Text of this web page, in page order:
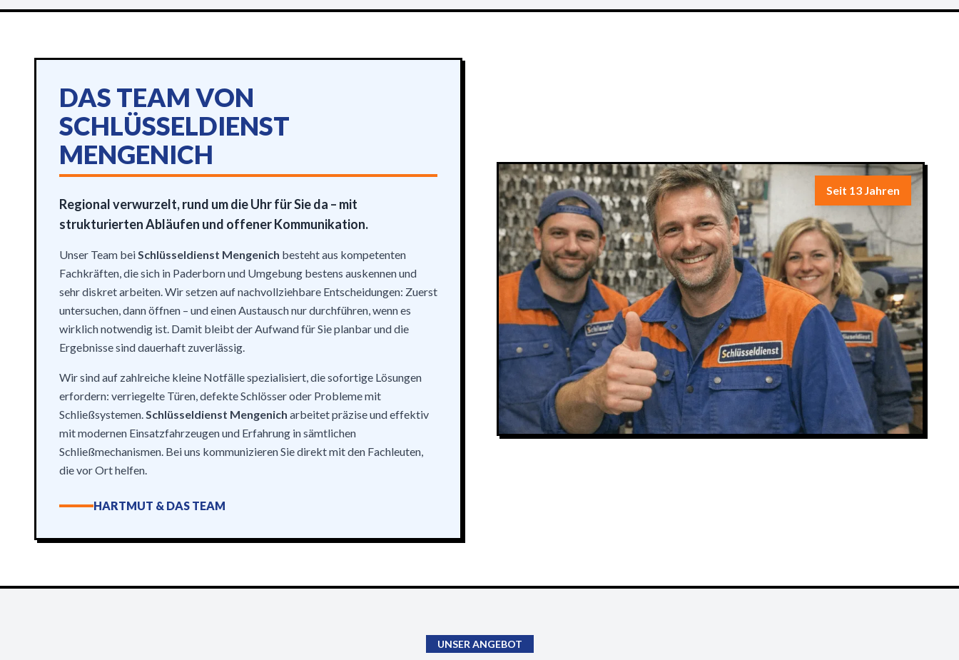
DAS TEAM VON
SCHLÜSSELDIENST
MENGENICH
Regional verwurzelt, rund um die Uhr für Sie da – mit
strukturierten Abläufen und offener Kommunikation.
Unser Team beiSchlüsseldienst Mengenich besteht aus kompetenten
Fachkräften, die sich in Paderborn und Umgebung bestens auskennen und
sehr diskret arbeiten. Wir setzen auf nachvollziehbare Entscheidungen: Zuerst
untersuchen, dann öffnen – und einen Austausch nur durchführen, wenn es
wirklich notwendig ist. Damit bleibt der Aufwand für Sie planbar und die
Ergebnisse sind dauerhaft zuverlässig.
Wir sind auf zahlreiche kleine Notfälle spezialisiert, die sofortige Lösungen
erfordern: verriegelte Türen, defekte Schlösser oder Probleme mit
Schließsystemen.Schlüsseldienst Mengenich arbeitet präzise und effektiv
mit modernen Einsatzfahrzeugen und Erfahrung in sämtlichen
Schließmechanismen. Bei uns kommunizieren Sie direkt mit den Fachleuten,
die vor Ort helfen.
HARTMUT & DAS TEAM
Seit 13 Jahren
UNSER ANGEBOT